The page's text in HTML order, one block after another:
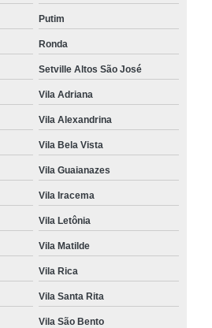
Putim
Ronda
Setville Altos São José
Vila Adriana
Vila Alexandrina
Vila Bela Vista
Vila Guaianazes
Vila Iracema
Vila Letônia
Vila Matilde
Vila Rica
Vila Santa Rita
Vila São Bento